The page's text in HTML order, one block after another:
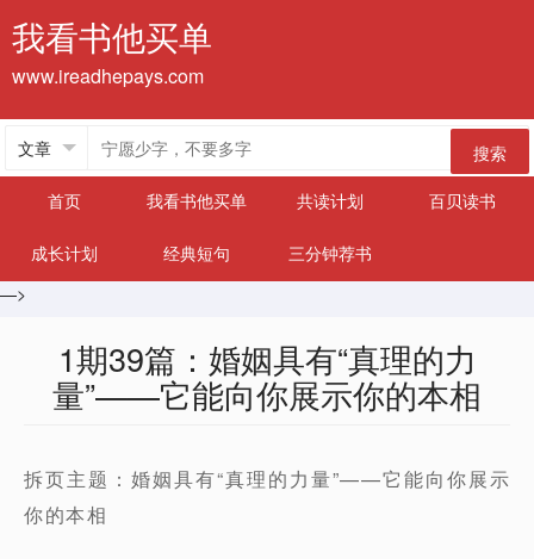
我看书他买单
www.ireadhepays.com
搜索
首页
我看书他买单 共读计划 百贝读书
成长计划 经典短句
三分钟荐书
—>
1期39篇：婚姻具有“真理的力
量”——它能向你展示你的本相
拆页主题：婚姻具有“真理的力量”——它能向你展示
你的本相